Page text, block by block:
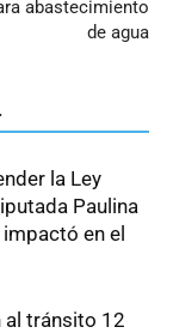
abastecimiento
de agua
la Ley
Paulina
en el
al tránsito 12